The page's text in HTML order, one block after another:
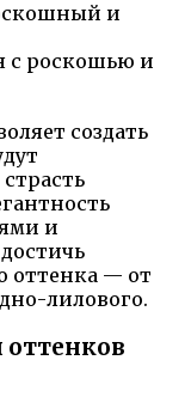
и
с роскошью и
создать
и
оттенка — от
лилового.